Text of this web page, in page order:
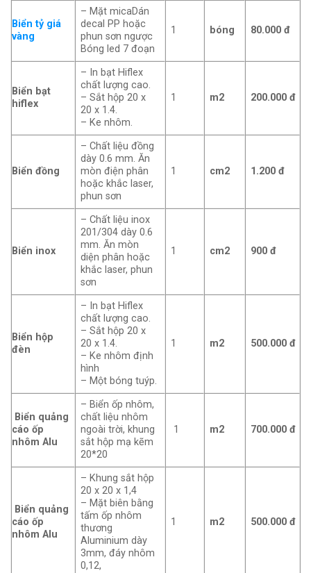
Biển tỷ giá
vàng
– Mặt micaDán
decal PP hoặc
phun sơn ngược
Bóng led 7 đoạn
1 bóng 80.000 đ
Biển bạt
hiflex
– In bạt Hiflex
chất lượng cao.
– Sắt hộp 20 x
20 x 1.4.
– Ke nhôm.
1 m2 200.000 đ
Biển đồng
– Chất liệu đồng
dày 0.6 mm. Ăn
mòn điện phân
hoặc khắc laser,
phun sơn
1 cm2 1.200 đ
Biển inox
– Chất liệu inox
201/304 dày 0.6
mm. Ăn mòn
diện phân hoặc
khắc laser, phun
sơn
1 cm2 900 đ
Biển hộp
đèn
– In bạt Hiflex
chất lượng cao.
– Sắt hộp 20 x
20 x 1.4.
– Ke nhôm định
hình
– Một bóng tuýp.
1 m2 500.000 đ
Biển quảng
cáo ốp
nhôm Alu
– Biển ốp nhôm,
chất liệu nhôm
ngoài trời, khung
sắt hộp mạ kẽm
20*20
1 m2 700.000 đ
Biển quảng
cáo ốp
nhôm Alu
– Khung sắt hộp
20 x 20 x 1,4
– Mặt biên bằng
tấm ốp nhôm
thương
Aluminium dày
3mm, đáy nhôm
0,12,
1 m2 500.000 đ